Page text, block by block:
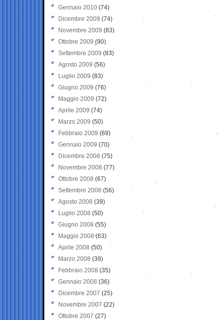
Gennaio 2010 (74)
Dicembre 2009 (74)
Novembre 2009 (83)
Ottobre 2009 (90)
Settembre 2009 (83)
Agosto 2009 (56)
Luglio 2009 (83)
Giugno 2009 (76)
Maggio 2009 (72)
Aprile 2009 (74)
Marzo 2009 (50)
Febbraio 2009 (69)
Gennaio 2009 (70)
Dicembre 2008 (75)
Novembre 2008 (77)
Ottobre 2008 (67)
Settembre 2008 (56)
Agosto 2008 (39)
Luglio 2008 (50)
Giugno 2008 (55)
Maggio 2008(63)
Aprile 2008 (50)
Marzo 2008 (39)
Febbraio 2008 (35)
Gennaio 2008 (36)
Dicembre 2007 (25)
Novembre 2007 (22)
Ottobre 2007 (27)